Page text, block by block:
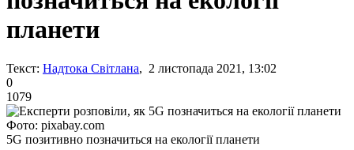
планети
Текст: Надтока Світлана, 2 листопада 2021, 13:02
0
1079
Фото: pixabay.com
5G позитивно позначиться на екології планети